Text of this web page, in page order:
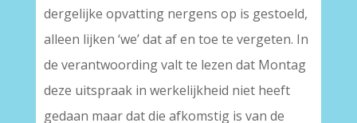
dergelijke opvatting nergens op is gestoeld,
alleen lijken ‘we’ dat af en toe te vergeten. In
de verantwoording valt te lezen dat Montag
deze uitspraak in werkelijkheid niet heeft
gedaan maar dat die afkomstig is van de